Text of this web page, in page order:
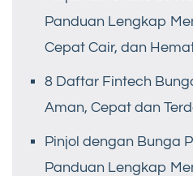
Panduan Lengkap
Cepat Cair, dan
8 Daftar Fintech
Aman, Cepat dan
Pinjol dengan Bunga
Panduan Lengkap